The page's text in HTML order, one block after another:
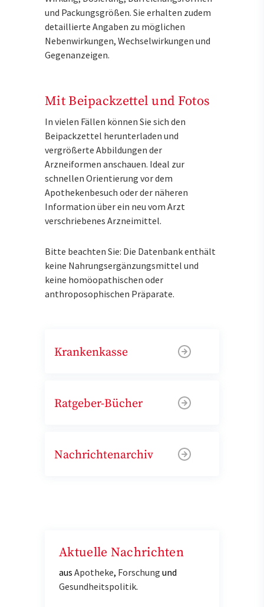
und Packungsgrößen. Sie erhalten zudem
detaillierte Angaben zu möglichen
Nebenwirkungen, Wechselwirkungen und
Gegenanzeigen.
Mit Beipackzettel und Fotos
In vielen Fällen können Sie sich den
Beipackzettel herunterladen und
vergrößerte Abbildungen der
Arzneiformen anschauen. Ideal zur
schnellen Orientierung vor dem
Apothekenbesuch oder der näheren
Information über ein neu vom Arzt
verschriebenes Arzneimittel.
Bitte beachten Sie: Die Datenbank enthält
keine Nahrungsergänzungsmittel und
keine homöopathischen oder
anthroposophischen Präparate.
Krankenkasse
Ratgeber-Bücher
Nachrichtenarchiv
Aktuelle Nachrichten
aus Apotheke, Forschung und
Gesundheitspolitik.